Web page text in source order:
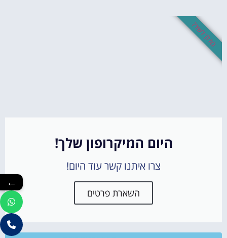
היום המיקרופון שלך!
צרו איתנו קשר עוד היום!
השארת פרטים
בא לך לשיר?
←